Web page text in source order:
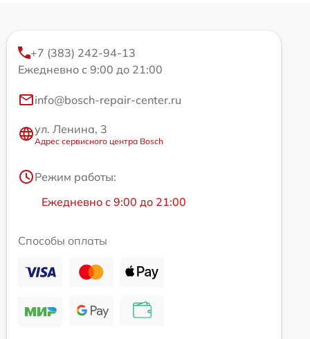
+7 (383) 242-94-13
Ежедневно с 9:00 до 21:00
info@bosch-repair-center.ru
ул. Ленина, 3
Адрес сервисного центра Bosch
Режим работы:
Ежедневно с 9:00 до 21:00
Способы оплаты